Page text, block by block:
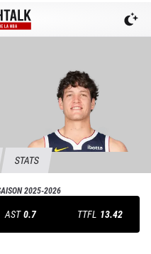
STATS
2025-2026
AST 0.7 TTFL 13.42